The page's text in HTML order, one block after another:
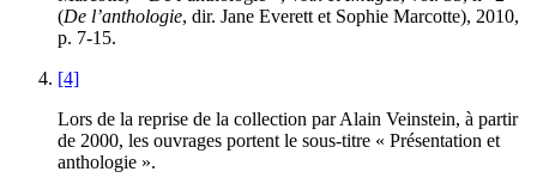
(De l’anthologie, dir. Jane Everett et Sophie Marcotte), 2010,
p. 7-15.
[4]
Lors de la reprise de la collection par Alain Veinstein, à partir
de 2000, les ouvrages portent le sous-titre « Présentation et
anthologie ».